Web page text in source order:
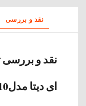
نقد و بررسی
نقد و